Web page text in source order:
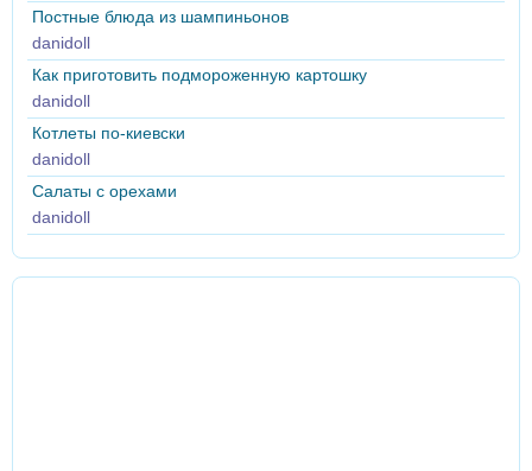
Постные блюда из шампиньонов
danidoll
Как приготовить подмороженную картошку
danidoll
Котлеты по-киевски
danidoll
Салаты с орехами
danidoll